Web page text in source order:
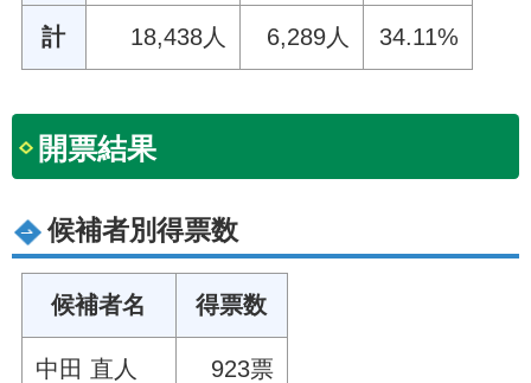
計 18,438人 6,289人 34.11%
開票結果
候補者別得票数
候補者名 得票数
中田 直人 923票